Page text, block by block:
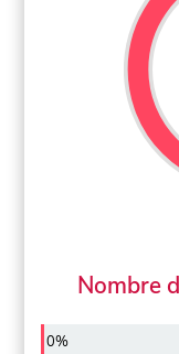
Nombre
0%